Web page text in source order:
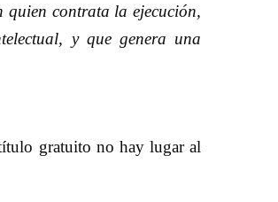
contrata la ejecución,
y que genera una
gratuito no hay lugar al